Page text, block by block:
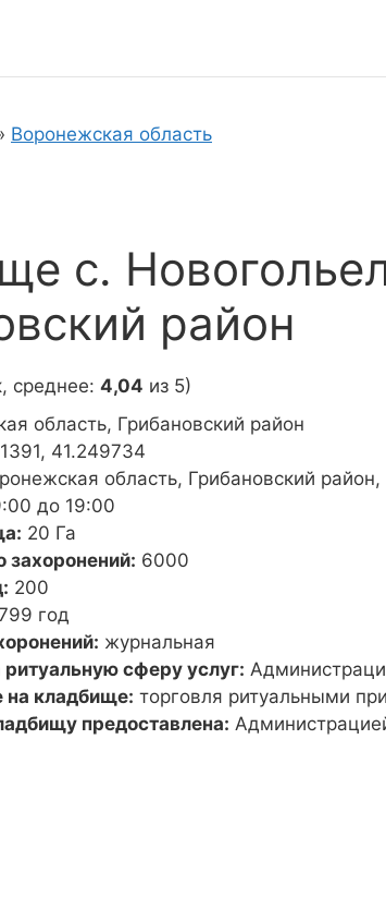
Воронежская область
с.
район
среднее: 4,04 из 5)
область, Грибановский район
41.249734
область, Грибановский
до 19:00
20 Га
захоронений: 6000
200
год
журнальная
сферу услуг:
на кладбище: торговля ритуальными
предоставлена: